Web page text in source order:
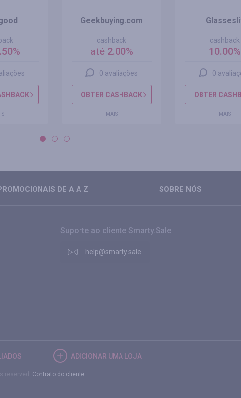
Geekbuying.com
cashback
até 2.00%
0 avaliações
OBTER CASHBACK
MAIS
cashback
10.00%
0
OBTER
MAIS
DE A A Z SOBRE NÓS
Suporte ao cliente Smarty.Sale
help@smarty.sale
ADICIONAR UMA LOJA
Contrato do cliente